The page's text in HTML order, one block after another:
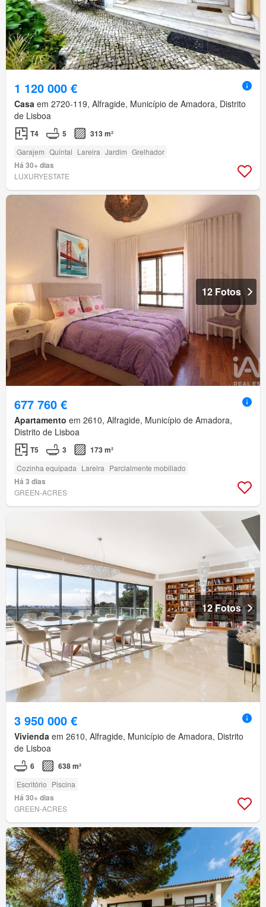
1 120 000 €
Casa em 2720-119, Alfragide, Município de Amadora, Distrito
de Lisboa
T4 5 313 m²
Garajem Quintal Lareira Jardim Grelhador
Há 30+ dias
LUXURYESTATE
12 Fotos
677 760 €
Apartamento em 2610, Alfragide, Município de Amadora,
Distrito de Lisboa
T5 3 173 m²
Cozinha equipada Lareira Parcialmente mobiliado
Há 3 dias
GREEN-ACRES
12 Fotos
3 950 000 €
Vivienda em 2610, Alfragide, Município de Amadora, Distrito
de Lisboa
6 638 m²
Escritório Piscina
Há 30+ dias
GREEN-ACRES